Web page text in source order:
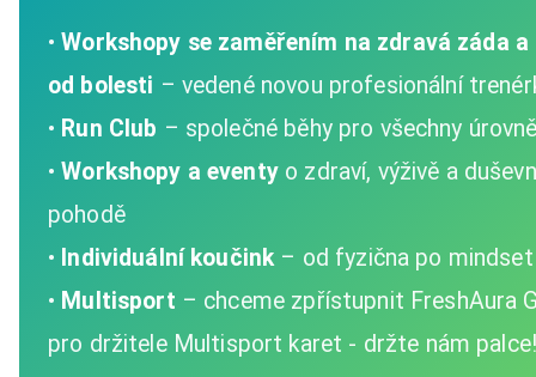
•Workshopy se zaměřením na zdravá záda a
od bolesti – vedené novou profesionální
• Run Club – společné běhy pro všechny
•Workshopy a eventyo zdraví, výživě a
pohodě
• Individuální koučink– od fyzična po mindset
• Multisport – chceme zpřístupnit FreshAura
pro držitele Multisport karet - držte nám palce!